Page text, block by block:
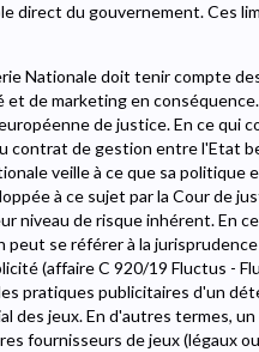
direct du gouvernement. Ces
Nationale doit tenir compte
de marketing en
de justice. En ce qui
contrat de gestion entre l'Etat
veille à ce que sa politique
à ce sujet par la Cour de
niveau de risque inhérent. En
se référer à la
(affaire C 920/19 Fluctus -
pratiques publicitaires d'un
des jeux. En d'autres termes,
fournisseurs de jeux (légaux